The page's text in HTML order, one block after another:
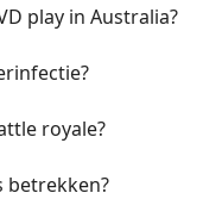
play in Australia?
royale?
betrekken?